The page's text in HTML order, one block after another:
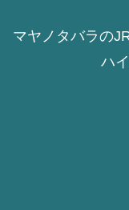
マヤノタバラの
ハ